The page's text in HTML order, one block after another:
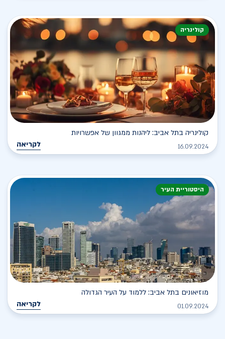
קולינריה
קולינריה בתל אביב: ליהנות ממגוון של אפשרויות
16.09.2024 לקריאה
היסטוריית העיר
מוזיאונים בתל אביב: ללמוד על העיר הגדולה
01.09.2024 לקריאה